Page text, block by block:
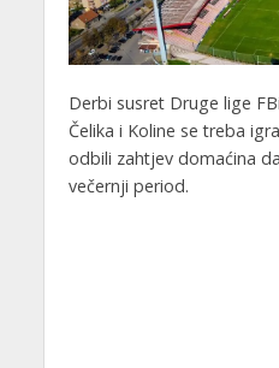
Derbi susret Druge lige
Čelika i Koline se treba
odbili zahtjev domaćina
večernji period.